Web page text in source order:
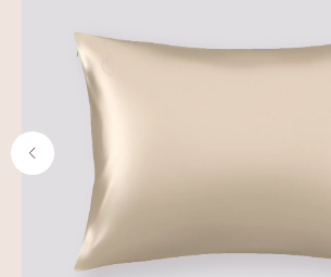
и вдохновляем друг друга делать
маленькие шаги
к большему комфорту